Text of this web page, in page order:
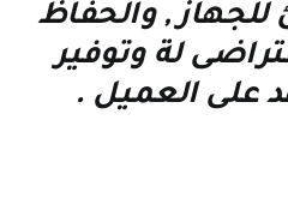
للجهاز , والحفاظ
لة وتوفير
على العميل .